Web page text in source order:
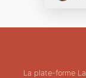
La plate-forme